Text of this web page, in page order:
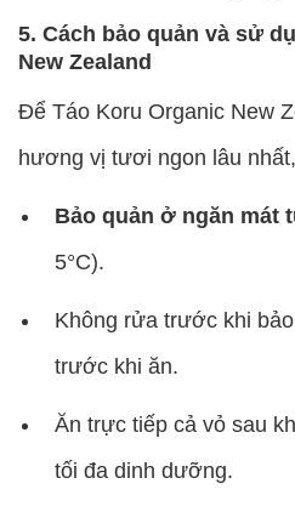
5. Cách bảo quản và sử
New Zealand
Để Táo Koru Organic New
hương vị tươi ngon lâu
Bảo quản ở ngăn mát
5°C).
Không rửa trước khi
trước khi ăn.
Ăn trực tiếp cả vỏ sau
tối đa dinh dưỡng.